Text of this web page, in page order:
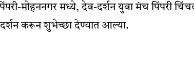
मोहननगर मध्ये, देव-दर्शन युवा मंच पिंपरी चिंचवड
करून शुभेच्छा देण्यात आल्या.